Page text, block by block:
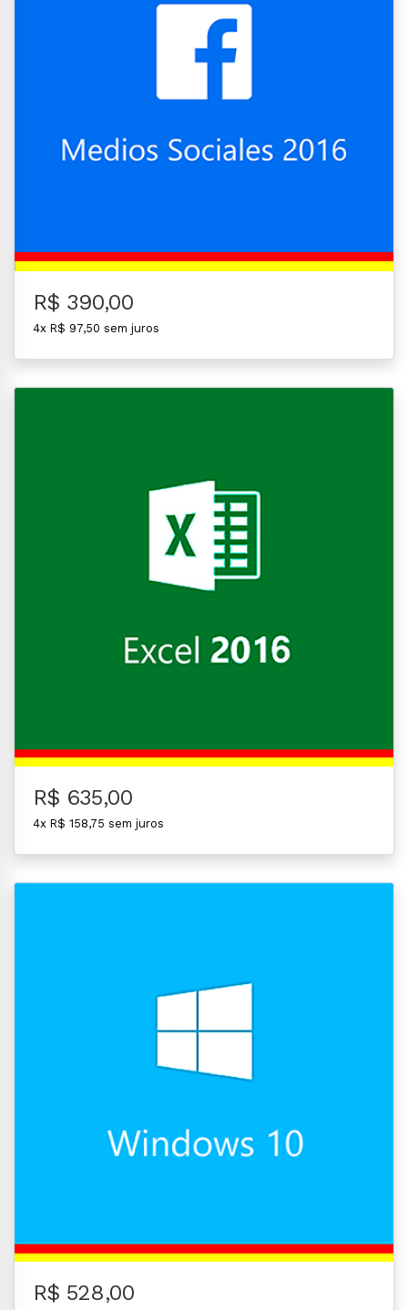
R$ 390,00
4x R$ 97,50 sem juros
R$ 635,00
4x R$ 158,75 sem juros
R$ 528,00